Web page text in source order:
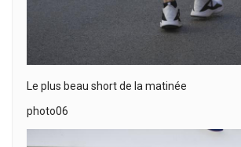
Le plus beau short de la matinée
photo06